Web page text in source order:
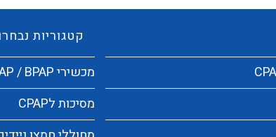
קטגוריות
מכשירי CPAP / BPAP
מסיכות לCPAP